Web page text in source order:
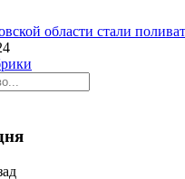
области стали